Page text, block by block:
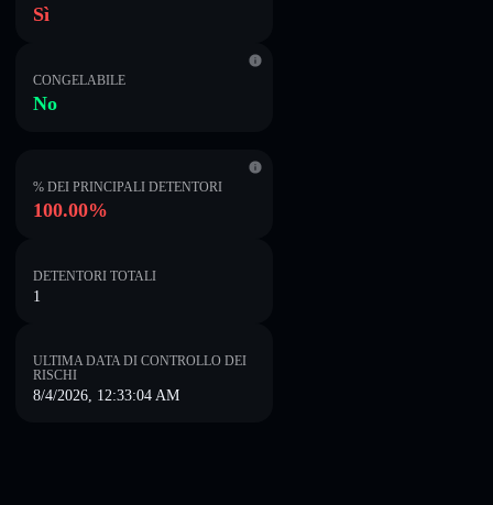
Sì
CONGELABILE
No
% DEI PRINCIPALI DETENTORI
100.00%
DETENTORI TOTALI
1
ULTIMA DATA DI CONTROLLO DEI
RISCHI
8/4/2026, 12:33:04 AM